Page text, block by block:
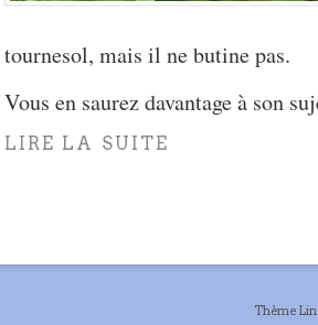
tournesol, mais il ne butine pas.
Vous en saurez davantage à son
LIRE LA SUITE
Thème